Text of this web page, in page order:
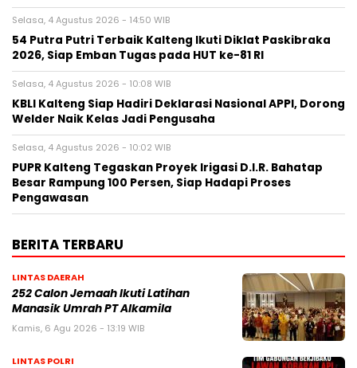
Selasa, 4 Agustus 2026 - 14:50 WIB
54 Putra Putri Terbaik Kalteng Ikuti Diklat Paskibraka
2026, Siap Emban Tugas pada HUT ke-81 RI
Selasa, 4 Agustus 2026 - 10:08 WIB
KBLI Kalteng Siap Hadiri Deklarasi Nasional APPI, Dorong
Welder Naik Kelas Jadi Pengusaha
Selasa, 4 Agustus 2026 - 10:02 WIB
PUPR Kalteng Tegaskan Proyek Irigasi D.I.R. Bahatap
Besar Rampung 100 Persen, Siap Hadapi Proses
Pengawasan
BERITA TERBARU
LINTAS DAERAH
252 Calon Jemaah Ikuti Latihan
Manasik Umrah PT Alkamila
Kamis, 6 Agu 2026 - 13:19 WIB
LINTAS POLRI